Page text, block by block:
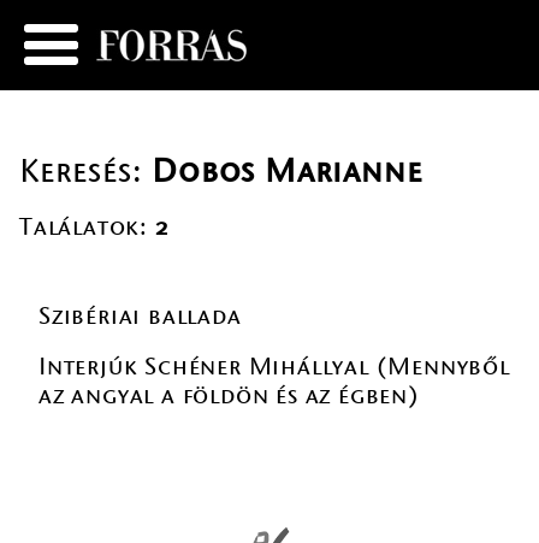
Keresés: Dobos Marianne
Találatok: 2
Szibériai ballada
Interjúk Schéner Mihállyal (Mennyből
az angyal a földön és az égben)